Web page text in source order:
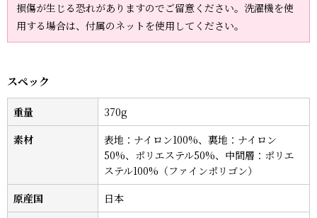
損傷が生じる恐れがありますのでご留意ください。洗濯機を使
用する場合は、付属のネットを使用してください。
スペック
重量
370g
素材
表地：ナイロン100%、裏地：ナイロン
50%、ポリエステル50%、中間層：ポリエ
ステル100%（ファインポリゴン）
原産国
日本